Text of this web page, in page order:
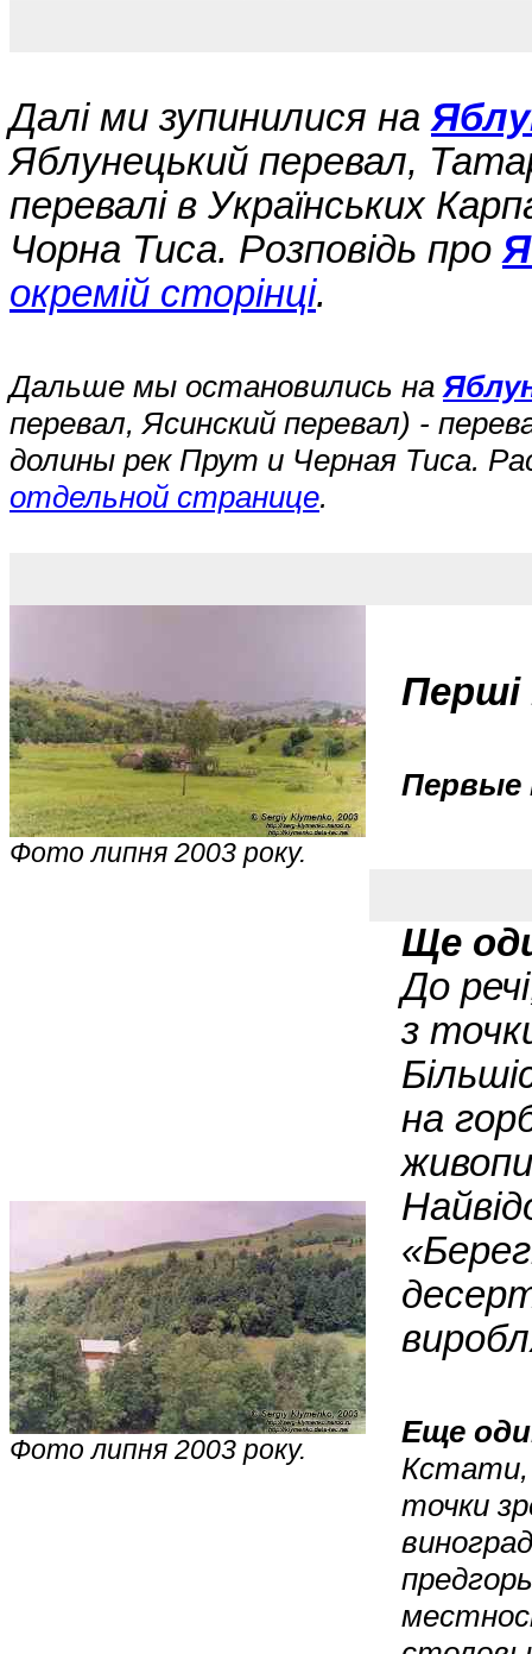
Далі ми зупинилися на
Яблунецький перевал,
перевалі в Українських
Чорна Тиса. Розповідь про
окремій сторінці.
Дальше мы остановились на
перевал, Ясинский перевал) -
долины рек Прут и Черная Тиса.
отдельной странице.
Фото липня 2003 року.
Перші
Первые
Фото липня 2003 року.
Ще
До
з
на
Еще
Кстати,
точки